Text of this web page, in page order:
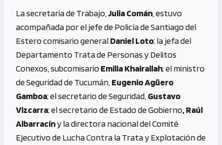
La secretaria de Trabajo, Julia Comán , estuvo
acompañada por el jefe de Policía de Santiago del
Estero comisario generalDaniel Loto; la jefa del
Departamento Trata de Personas y Delitos
Conexos, subcomisarioEmilia Khairallah; el ministro
de Seguridad de Tucumán, Eugenio Agüero
Gamboa; el secretario de Seguridad, Gustavo
Vizcarra; el secretario de Estado de Gobierno, Raúl
Albarracíny la directora nacional del Comité
Ejecutivo de Lucha Contra la Trata y Explotación de